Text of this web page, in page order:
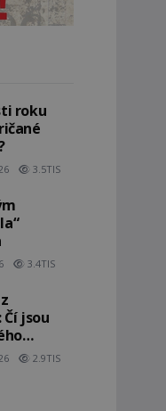
roku
3.5TIS
3.4TIS
jsou
2.9TIS